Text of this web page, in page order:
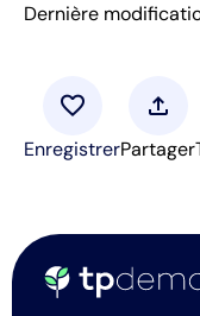
Dernière
favorite
Enregistrer
upload
Partager